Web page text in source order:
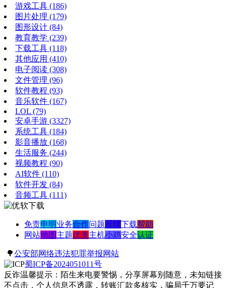
游戏工具 (186)
图片处理 (179)
图形设计 (84)
教育教学 (239)
下载工具 (118)
其他应用 (410)
电子阅读 (308)
文件管理 (96)
软件教程 (93)
音乐软件 (167)
LOL (79)
安卓手游 (3327)
系统工具 (184)
影音播放 (168)
生活服务 (244)
视频教程 (90)
AI软件 (110)
软件开发 (84)
音频工具 (111)
免责申明业务合作问题反馈下载帮助
网站地图 主题优美主机小鸡安全认证
🌳公安部网络违法犯罪举报网站
蜀ICP备2024051011号
反诈温馨提示：陌生来电要警惕，分享屏幕别随意，未知链接
不点击，个人信息不透露，转账汇款多核实，骗局千万要记